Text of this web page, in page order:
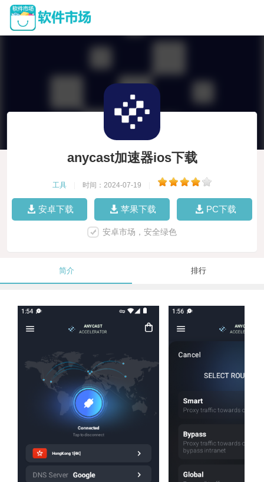
anycast加速器ios下载
工具 时间：2024-07-19
安卓下载 苹果下载 PC下载
安卓市场，安全绿色
简介 排行